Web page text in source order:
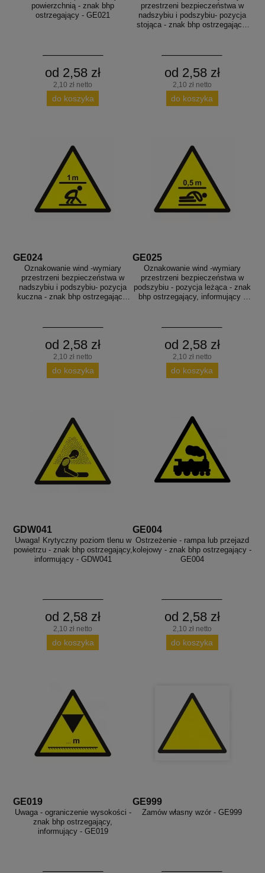
powierzchnią - znak bhp
ostrzegający - GE021
od 2,58 zł
2,10 zł netto
do koszyka
przestrzeni bezpieczeństwa w
nadszybiu i podszybiu- pozycja
stojąca - znak bhp ostrzegający,
od 2,58 zł
2,10 zł netto
do koszyka
GE024
Oznakowanie wind -wymiary
przestrzeni bezpieczeństwa w
nadszybiu i podszybiu- pozycja
kuczna - znak bhp ostrzegający,
od 2,58 zł
2,10 zł netto
do koszyka
GE025
Oznakowanie wind -wymiary
przestrzeni bezpieczeństwa w
podszybiu - pozycja leżąca - znak
bhp ostrzegający, informujący -
od 2,58 zł
2,10 zł netto
do koszyka
GDW041
Uwaga! Krytyczny poziom tlenu w
powietrzu - znak bhp ostrzegający,
informujący - GDW041
od 2,58 zł
2,10 zł netto
do koszyka
GE004
Ostrzeżenie - rampa lub przejazd
kolejowy - znak bhp ostrzegający -
GE004
od 2,58 zł
2,10 zł netto
do koszyka
GE019
Uwaga - ograniczenie wysokości -
znak bhp ostrzegający,
informujący - GE019
GE999
Zamów własny wzór - GE999